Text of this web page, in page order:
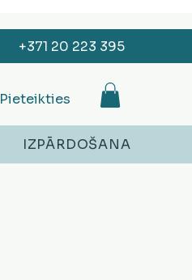
+371 20 223 395
Pieteikties
IZPĀRDOŠANA